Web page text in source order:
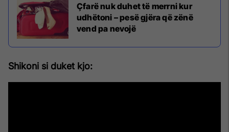
Çfarë nuk duhet të merrni kur
udhëtoni – pesë gjëra që zënë
vend pa nevojë
Shikoni si duket kjo: